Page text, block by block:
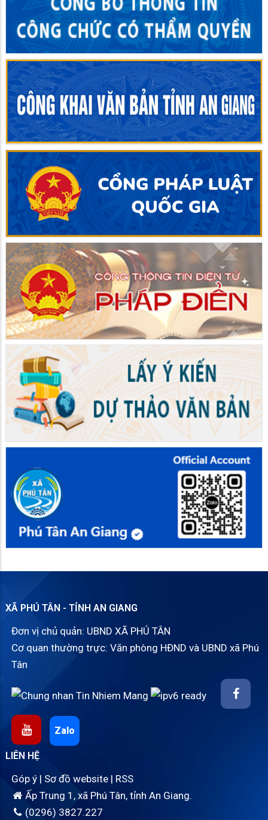
XÃ PHÚ TÂN - TỈNH AN GIANG
Đơn vị chủ quản: UBND XÃ PHÚ TÂN
Cơ quan thường trực: Văn phòng HĐND và UBND xã Phú
Tân
Zalo
LIÊN HỆ
Góp ý | Sơ đồ website | RSS
Ấp Trung 1, xã Phú Tân, tỉnh An Giang.
(0296) 3827.227